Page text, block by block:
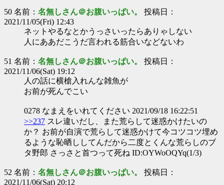
50 名前： 名無しさん＠お腹いっぱい。 投稿日：
2021/11/05(Fri) 12:43
ネットやるなとかうっさいったらありゃしない
人にああだこうだ言われる筋合いなどないわ
51 名前： 名無しさん＠お腹いっぱい。 投稿日：
2021/11/06(Sat) 19:12
人の話に横槍入れんな雑魚が
お前が死んでこい
0278 なまえをいれてください 2021/09/18 16:22:51
>>237 スレ違いだし、また荒らして迷惑かけたいの
か？ お前が自演で荒らして迷惑かけて今コツコツ埋め
るような恥晒ししてんだから二度とくんな荒らしのブ
タ野郎 さっさと首つって死ね ID:OYWoOQYq(1/3)
52 名前： 名無しさん＠お腹いっぱい。 投稿日：
2021/11/06(Sat) 20:12